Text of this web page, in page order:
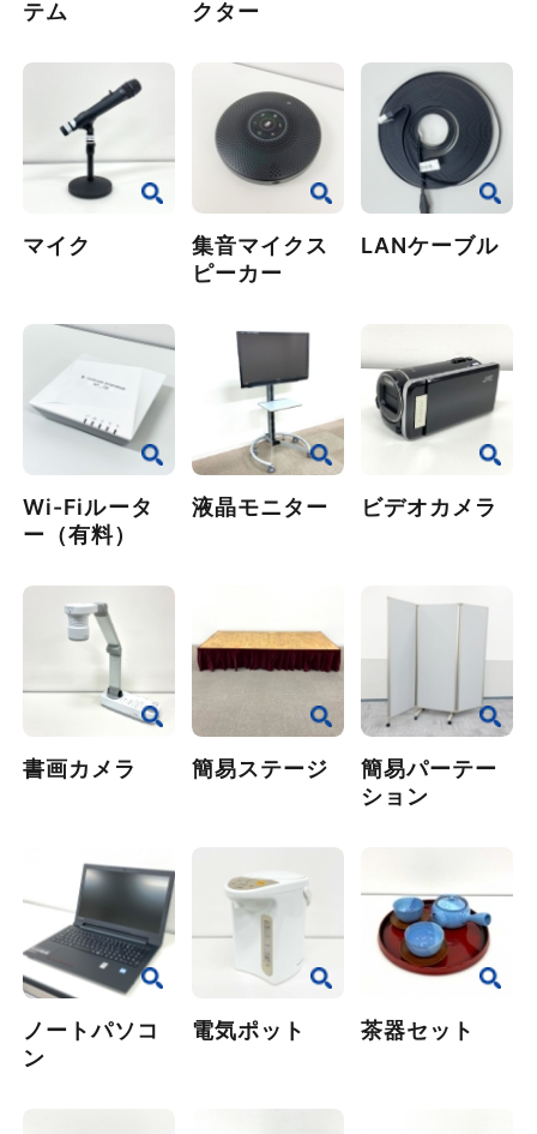
テム クター
マイク
集音マイクス
ピーカー
LANケーブル
Wi-Fiルータ
ー（有料）
液晶モニター ビデオカメラ
書画カメラ 簡易ステージ
簡易パーテー
ション
ノートパソコ
ン
電気ポット 茶器セット